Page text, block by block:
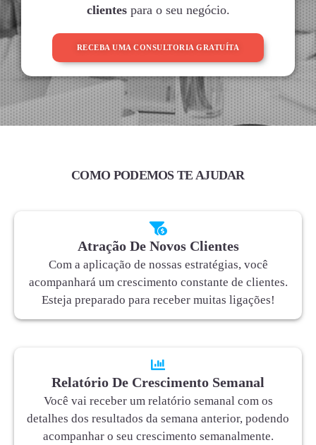
clientespara o seu negócio.
RECEBA UMA CONSULTORIA GRATUÍTA
COMO PODEMOS TE AJUDAR
Atração De Novos Clientes
Com a aplicação de nossas estratégias, você
acompanhará um crescimento constante de clientes.
Esteja preparado para receber muitas ligações!
Relatório De Crescimento Semanal
Você vai receber um relatório semanal com os
detalhes dos resultados da semana anterior, podendo
acompanhar o seu crescimento semanalmente.